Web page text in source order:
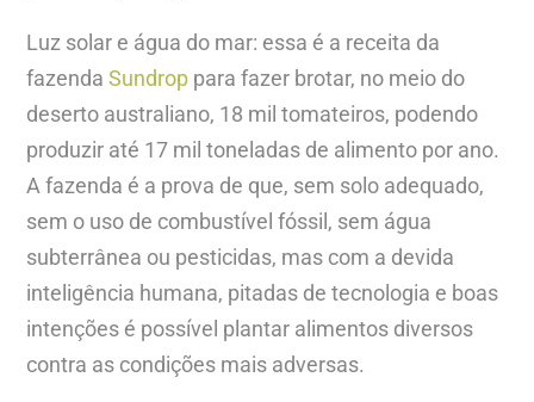
Luz solar e água do mar: essa é a receita da
fazendaSundrop para fazer brotar, no meio do
deserto australiano, 18 mil tomateiros, podendo
produzir até 17 mil toneladas de alimento por ano.
A fazenda é a prova de que, sem solo adequado,
sem o uso de combustível fóssil, sem água
subterrânea ou pesticidas, mas com a devida
inteligência humana, pitadas de tecnologia e boas
intenções é possível plantar alimentos diversos
contra as condições mais adversas.